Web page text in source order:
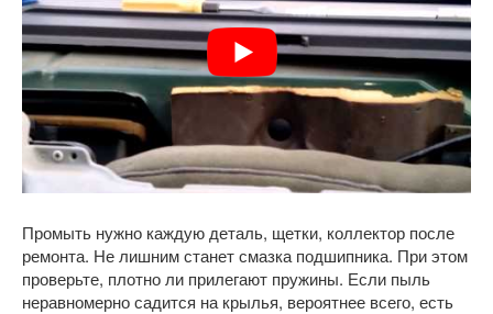
Промыть нужно каждую деталь, щетки, коллектор после
ремонта. Не лишним станет смазка подшипника. При этом
проверьте, плотно ли прилегают пружины. Если пыль
неравномерно садится на крылья, вероятнее всего, есть